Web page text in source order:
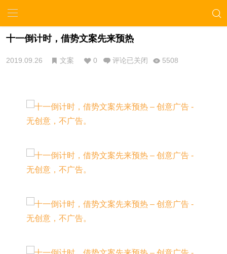
十一倒计时，借势文案先来预热
2019.09.26 文案 0 评论已关闭 5508